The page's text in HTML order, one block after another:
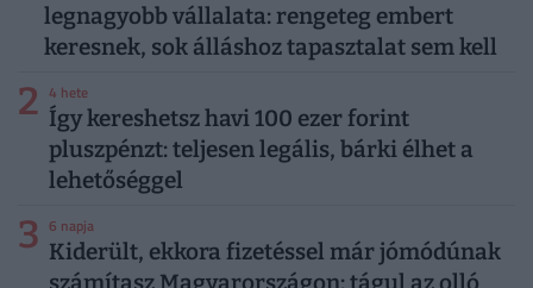
legnagyobb vállalata: rengeteg embert
keresnek, sok álláshoz tapasztalat sem kell
2 4 hete
Így kereshetsz havi 100 ezer forint
pluszpénzt: teljesen legális, bárki élhet a
lehetőséggel
3 6 napja
Kiderült, ekkora fizetéssel már jómódúnak
számítasz Magyarországon: tágul az olló